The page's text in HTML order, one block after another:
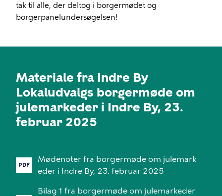
tak til alle, der deltog i borgermødet og
borgerpanelundersøgelsen!
Materiale fra Indre By
Lokaludvalgs borgermøde om
julemarkeder i Indre By, 23.
februar 2025
PDF
Mødenoter fra borgermøde om julemark
eder i Indre By, 23. februar 2025
Bilag 1 fra borgermøde om julemarkeder